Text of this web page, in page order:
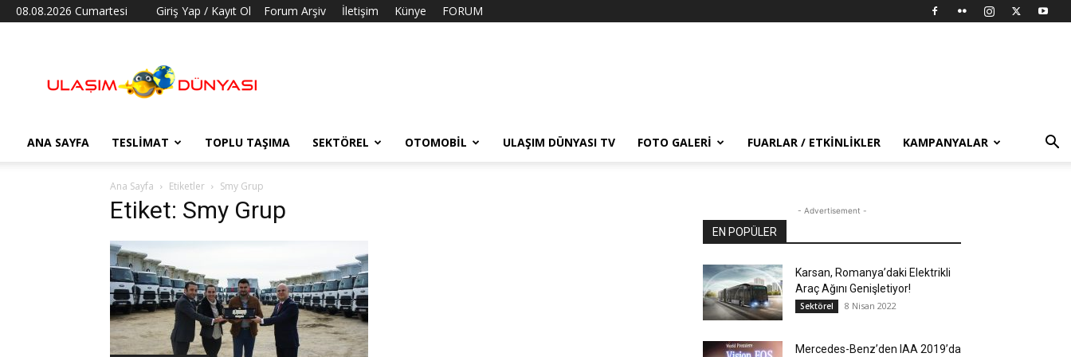
08.08.2026 Cumartesi Giriş Yap / Kayıt Ol Forum Arşiv İletişim Künye FORUM
Dünyası
ANA SAYFA TESLIMAT TOPLU TAŞIMA SEKTÖREL OTOMOBIL ULAŞIM DÜNYASI TV FOTO GALERI FUARLAR / ETKINLIKLER KAMPANYALAR
Ana Sayfa Etiketler Smy Grup
Etiket: Smy Grup - Advertisement -
EN POPÜLER
Karsan, Romanya’daki Elektrikli
Araç Ağını Genişletiyor!
Sektörel 8 Nisan 2022
Mercedes-Benz’den IAA 2019’da